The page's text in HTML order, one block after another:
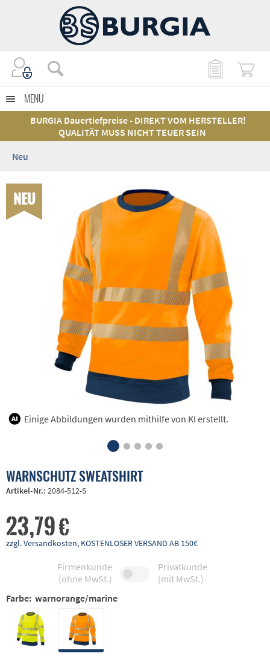
MENÜ
BURGIA Dauertiefpreise - DIREKT VOM HERSTELLER!
QUALITÄT MUSS NICHT TEUER SEIN
Neu
NEU
Einige Abbildungen wurden mithilfe von KI erstellt.
WARNSCHUTZ SWEATSHIRT
Artikel-Nr.: 2084-512-S
23,79 €
zzgl. Versandkosten, KOSTENLOSER VERSAND AB 150€
Firmenkunde
(ohne MwSt.)
Privatkunde
(mit MwSt.)
Farbe: warnorange/marine